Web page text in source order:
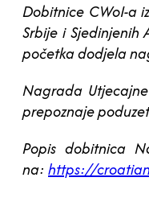
Dobitnice CWoI-a
Srbije i
početka dodjela
Nagrada
prepoznaje
Popis dobitnica
na: https://